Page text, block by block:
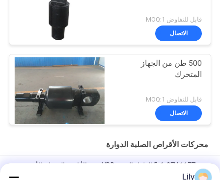
قابل للتفاوض MOQ:1
الاتصال
500 طن من الجهاز
المتحرك
قابل للتفاوض MOQ:1
الاتصال
محركات الأقراص الصلبة الدوارة
5-1-2FH 1177mm الطول الصب HDD حفر الأنابيب الدوران الأصفر
60T
Lily